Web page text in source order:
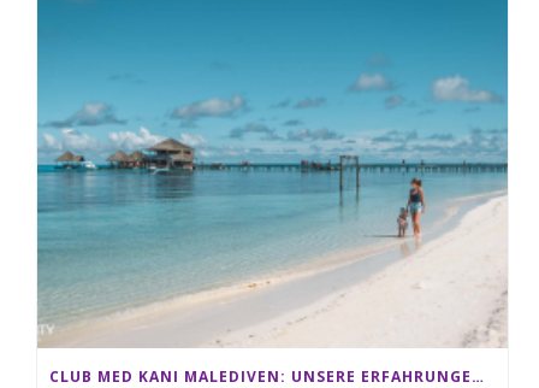
CLUB MED KANI MALEDIVEN: UNSERE ERFAHRUNGEN IM ALL-INCLUSIVE PARADIES